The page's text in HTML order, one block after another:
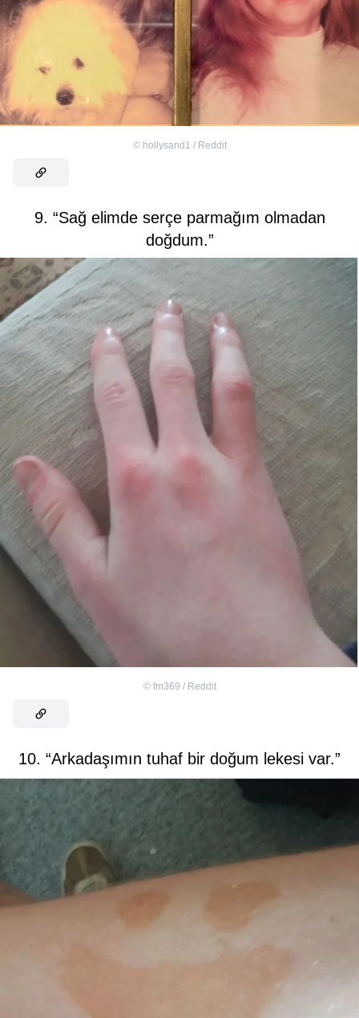
© hollysand1 / Reddit
9. “Sağ elimde serçe parmağım olmadan
doğdum.”
© fm369 / Reddit
10. “Arkadaşımın tuhaf bir doğum lekesi var.”